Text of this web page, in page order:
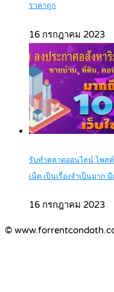
ราคาถูก
16 กรกฎาคม 2023
รับทำตลาดออนไลน์ โพส
เน็ต เป็นเรื่องจำเป็นมาก
16 กรกฎาคม 2023
©